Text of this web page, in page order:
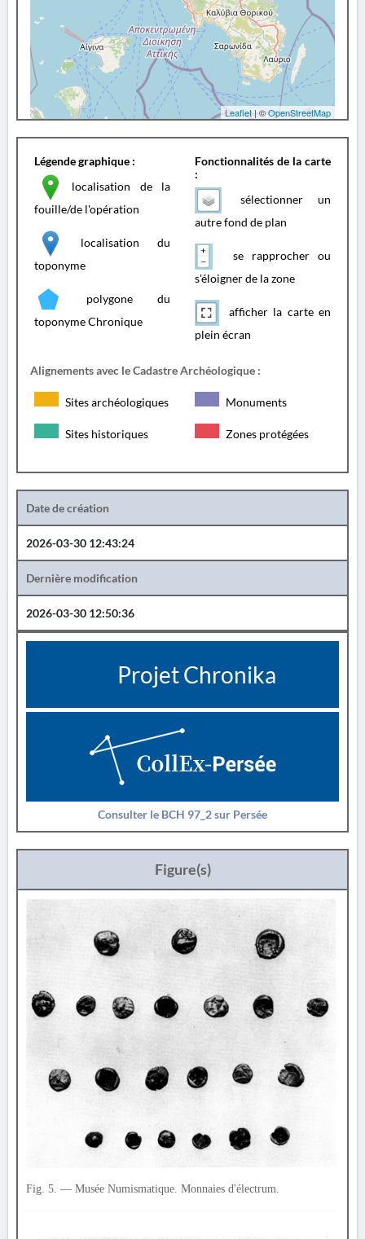
Leaflet| ©OpenStreetMap
Légende graphique :
localisation de la
fouille/de l'opération
localisation du
toponyme
polygone du
toponyme Chronique
Fonctionnalités de la carte
:
sélectionner un
autre fond de plan
se rapprocher ou
s'éloigner de la zone
afficher la carte en
plein écran
Alignements avec le Cadastre Archéologique :
Sites archéologiques Monuments
Sites historiques Zones protégées
Date de création
2026-03-30 12:43:24
Dernière modification
2026-03-30 12:50:36
Projet Chronika
Consulter le BCH 97_2 sur Persée
Figure(s)
Fig. 5. — Musée Numismatique. Monnaies d'électrum.